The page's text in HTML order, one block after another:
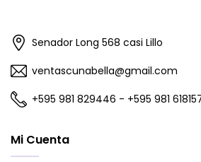
Senador Long 568 casi Lillo
ventascunabella@gmail.com
+595 981 829446 - +595 981
Mi Cuenta